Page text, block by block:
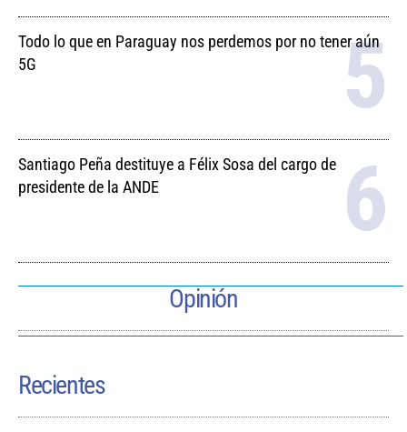
Todo lo que en Paraguay nos perdemos por no tener aún
5G
Santiago Peña destituye a Félix Sosa del cargo de
presidente de la ANDE
Opinión
Recientes